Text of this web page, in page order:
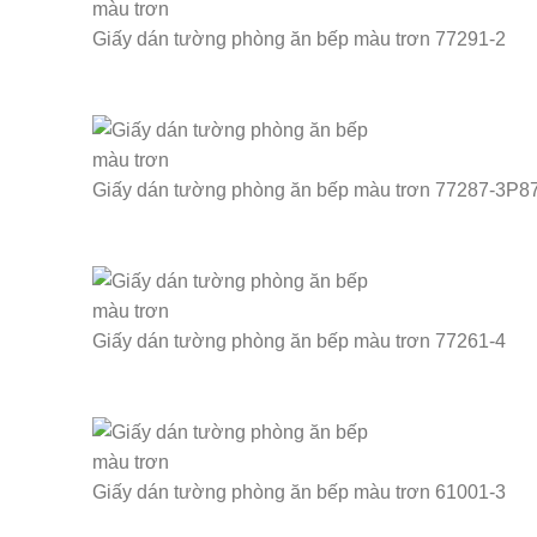
Giấy dán tường phòng ăn bếp màu trơn 77291-2
Giấy dán tường phòng ăn bếp màu trơn 77287-
Giấy dán tường phòng ăn bếp màu trơn 77261-4
Giấy dán tường phòng ăn bếp màu trơn 61001-3